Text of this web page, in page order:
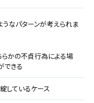
なパターンが考えられま
かの不貞行為による場
できる
しているケース